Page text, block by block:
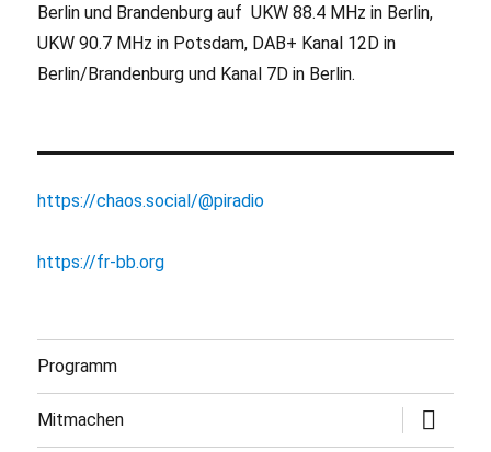
Berlin und Brandenburg auf UKW 88.4 MHz in Berlin,
UKW 90.7 MHz in Potsdam, DAB+ Kanal 12D in
Berlin/Brandenburg und Kanal 7D in Berlin.
https://chaos.social/@piradio
https://fr-bb.org
Programm
Mitmachen
öffnen